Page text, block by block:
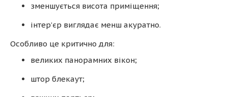
зменшується висота приміщення;
інтер’єр виглядає менш акуратно.
Особливо це критично для:
великих панорамних вікон;
штор блекаут;